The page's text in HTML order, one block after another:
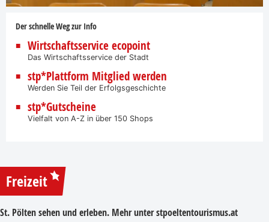
Der schnelle Weg zur Info
Wirtschaftsservice ecopoint
Das Wirtschaftsservice der Stadt
stp*Plattform Mitglied werden
Werden Sie Teil der Erfolgsgeschichte
stp*Gutscheine
Vielfalt von A-Z in über 150 Shops
Freizeit
St. Pölten sehen und erleben. Mehr unterstpoeltentourismus.at